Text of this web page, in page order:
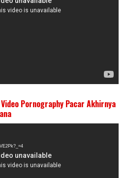
Pornography Pacar Akhirnya